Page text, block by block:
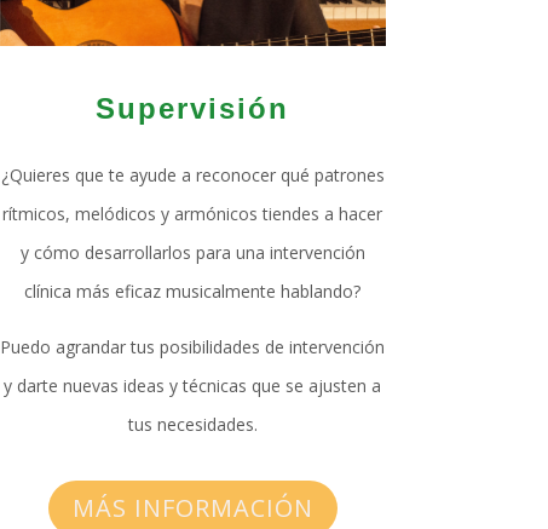
Supervisión
¿Quieres que te ayude a reconocer qué patrones
rítmicos, melódicos y armónicos tiendes a hacer
y cómo desarrollarlos para una intervención
clínica más eficaz musicalmente hablando?
Puedo agrandar tus posibilidades de intervención
y darte nuevas ideas y técnicas que se ajusten a
tus necesidades.
MÁS INFORMACIÓN